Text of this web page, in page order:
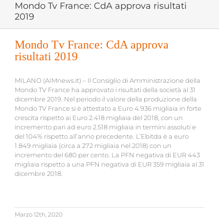
Mondo Tv France: CdA approva risultati
2019
Mondo Tv France: CdA approva
risultati 2019
MILANO (AIMnews.it) – Il Consiglio di Amministrazione della
Mondo TV France ha approvato i risultati della società al 31
dicembre 2019. Nel periodo il valore della produzione della
Mondo TV France si è attestato a Euro 4.936 migliaia in forte
crescita rispetto ai Euro 2.418 migliaia del 2018, con un
incremento pari ad euro 2.518 migliaia in termini assoluti e
del 104% rispetto all’anno precedente. L’Ebitda è a euro
1.849 migliaia (circa a 272 migliaia nel 2018) con un
incremento del 680 per cento. La PFN negativa di EUR 443
migliaia rispetto a una PFN negativa di EUR 359 migliaia al 31
dicembre 2018.
Marzo 12th, 2020